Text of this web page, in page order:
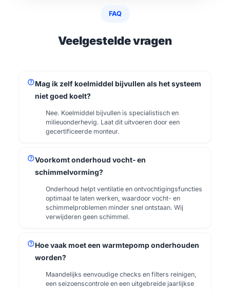
FAQ
Veelgestelde vragen
helpMag ik zelf koelmiddel bijvullen als het systeem
niet goed koelt?
Nee. Koelmiddel bijvullen is specialistisch en
milieuonderhevig. Laat dit uitvoeren door een
gecertificeerde monteur.
helpVoorkomt onderhoud vocht- en
schimmelvorming?
Onderhoud helpt ventilatie en ontvochtigingsfuncties
optimaal te laten werken, waardoor vocht- en
schimmelproblemen minder snel ontstaan. Wij
verwijderen geen schimmel.
helpHoe vaak moet een warmtepomp onderhouden
worden?
Maandelijks eenvoudige checks en filters reinigen,
een seizoenscontrole en een uitgebreide jaarlijkse